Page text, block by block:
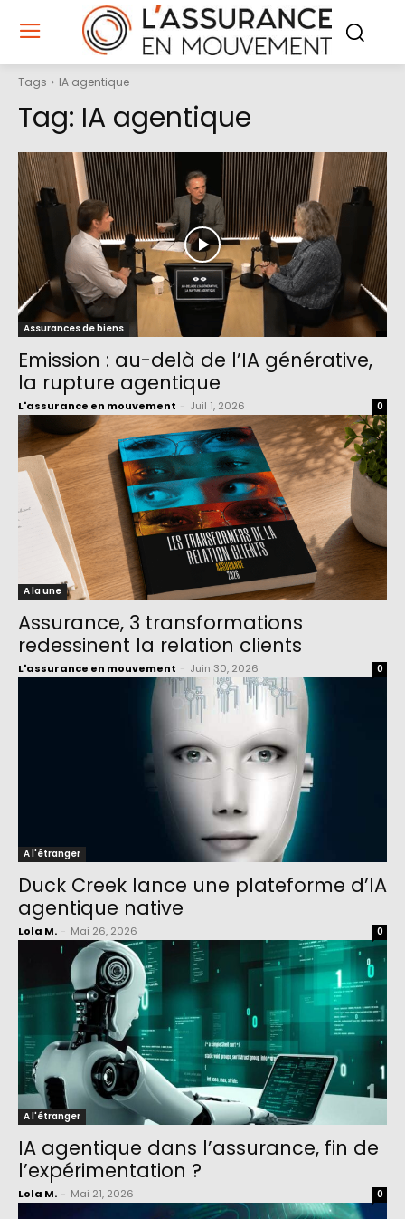
Tags IA agentique
Tag: IA agentique
Assurances de biens
Emission : au-delà de l’IA générative,
la rupture agentique
L'assurance en mouvement Juil 1, 2026 0
A la une
Assurance, 3 transformations
redessinent la relation clients
L'assurance en mouvement Juin 30, 2026 0
A l'étranger
Duck Creek lance une plateforme d’IA
agentique native
Lola M. Mai 26, 2026 0
A l'étranger
IA agentique dans l’assurance, fin de
l’expérimentation ?
Lola M. Mai 21, 2026 0